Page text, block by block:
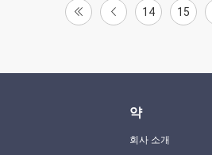
14 15
약
회사 소개